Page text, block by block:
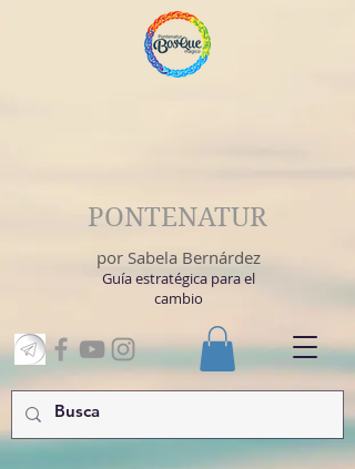
PONTENATUR
por Sabela Bernárdez
Guía estratégica para el
cambio